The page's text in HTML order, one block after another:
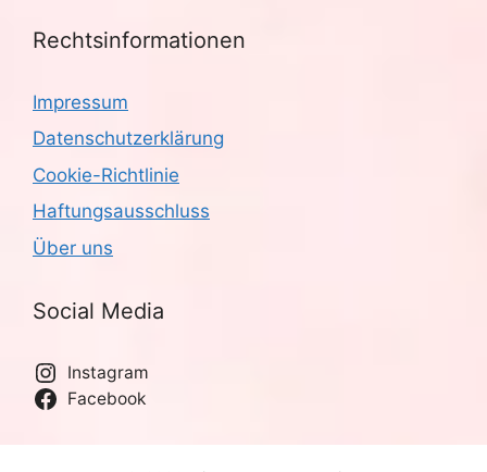
Rechtsinformationen
Impressum
Datenschutzerklärung
Cookie-Richtlinie
Haftungsausschluss
Über uns
Social Media
Instagram
Facebook